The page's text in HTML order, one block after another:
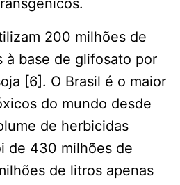
200 milhões de
à base de glifosato por
[6]. O Brasil é o maior
do mundo desde
de herbicidas
de 430 milhões de
de litros apenas